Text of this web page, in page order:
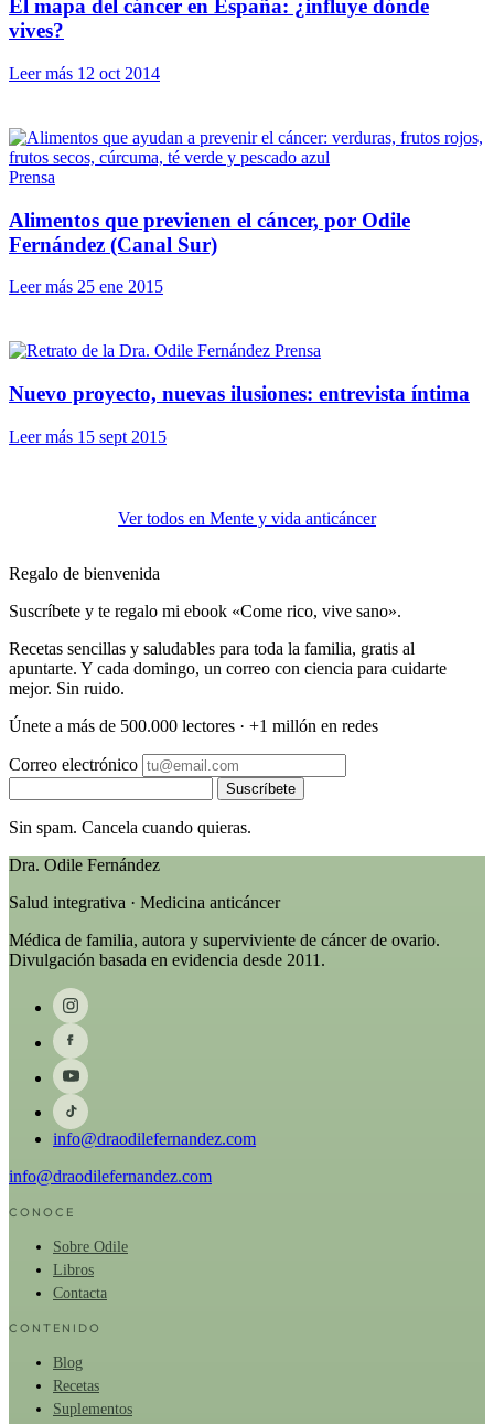
El mapa del cáncer en España: ¿influye dónde
vives?
Leer más 12 oct 2014
Prensa
Alimentos que previenen el cáncer, por Odile
Fernández (Canal Sur)
Leer más 25 ene 2015
Prensa
Nuevo proyecto, nuevas ilusiones: entrevista íntima
Leer más 15 sept 2015
Ver todos en Mente y vida anticáncer
Regalo de bienvenida
Suscríbete y te regalo mi ebook «Come rico, vive sano».
Recetas sencillas y saludables para toda la familia, gratis al
apuntarte. Y cada domingo, un correo con ciencia para cuidarte
mejor. Sin ruido.
Únete a más de 500.000 lectores · +1 millón en redes
Correo electrónico
Suscríbete
Sin spam. Cancela cuando quieras.
Dra. Odile Fernández
Salud integrativa · Medicina anticáncer
Médica de familia, autora y superviviente de cáncer de ovario.
Divulgación basada en evidencia desde 2011.
info@draodilefernandez.com
info@draodilefernandez.com
CONOCE
Sobre Odile
Libros
Contacta
CONTENIDO
Blog
Recetas
Suplementos